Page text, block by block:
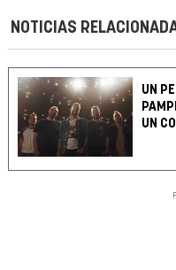
NOTICIAS
UN
UN